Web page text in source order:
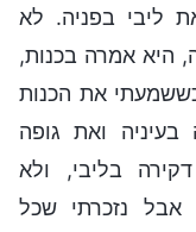
ליבי בפניה. לא
היא אמרה בכנות,
את הכנות
ואת גופה
בליבי, ולא
נזכרתי שכל